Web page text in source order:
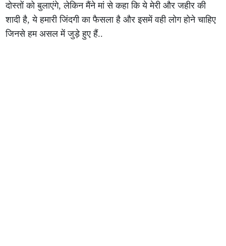
दोस्तों को बुलाएंगे, लेकिन मैंने मां से कहा कि ये मेरी और जहीर की
शादी है, ये हमारी जिंदगी का फैसला है और इसमें वही लोग होने चाहिए
जिनसे हम असल में जुड़े हुए हैं..